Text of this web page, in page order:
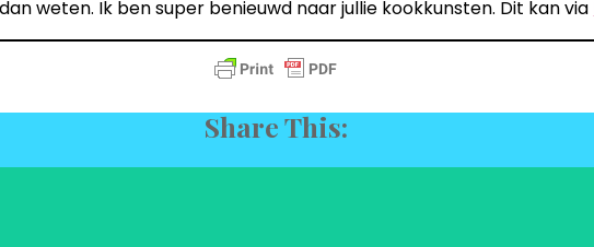
weten. Ik ben super benieuwd naar jullie kookkunsten. Dit kan via
Share This: